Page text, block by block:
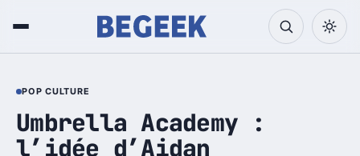
POP CULTURE
Umbrella Academy :
l’idée d’Aidan